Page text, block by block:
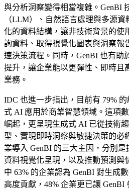
與分析洞察變得相當複雜。GenBI
（LLM）、自然語言處理與多源
化的資料結構，讓非技術背景的使
詢資料、取得視覺化圖表與洞察報
速決策流程。同時，GenBI 也有助
提升，讓企業能以更彈性、即時且
業務。
IDC 也進一步指出，目前有 79%
式 AI 應用於商業智慧領域。這項
崛起，更呈現生成式 AI 已從技術
型、實現即時洞察與敏捷決策的必
業導入 GenBI 的三大主因，分別
資料視覺化呈現，以及推動預測與
中 63% 的企業認為 GenBI 對生成
高度貢獻，48% 企業更已讓